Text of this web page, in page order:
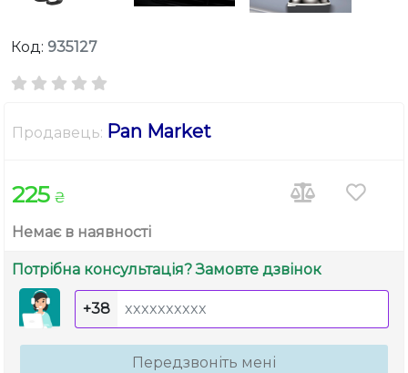
Код: 935127
Продавець: Pan Market
225 ₴
Немає в наявності
Потрібна консультація? Замовте дзвінок
+38
Передзвоніть мені